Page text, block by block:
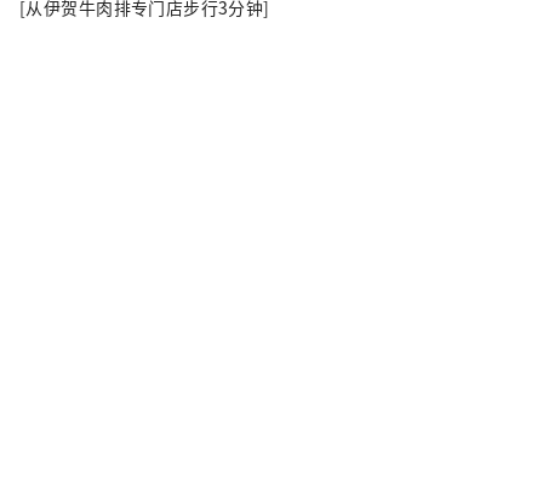
[从伊贺牛肉排专门店步行3分钟]